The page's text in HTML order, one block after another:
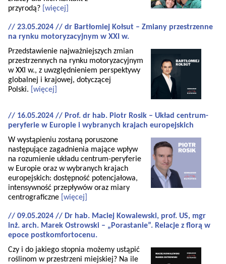
przyrodą? [więcej]
// 23.05.2024 // dr Bartłomiej Kołsut – Zmiany przestrzenne
na rynku motoryzacyjnym w XXI w.
Przedstawienie najważniejszych zmian
przestrzennych na rynku motoryzacyjnym
w XXI w., z uwzględnieniem perspektywy
globalnej i krajowej, dotyczącej
Polski.
[więcej]
// 16.05.2024 // Prof. dr hab. Piotr Rosik – Układ centrum-
peryferie w Europie i wybranych krajach europejskich
W wystąpieniu zostaną poruszone
następujące zagadnienia mające wpływ
na rozumienie układu centrum-peryferie
w Europie oraz w wybranych krajach
europejskich: dostępność potencjałowa,
intensywność przepływów oraz miary
centrograficzne [więcej]
// 09.05.2024 // Dr hab. Maciej Kowalewski, prof. US, mgr
inż. arch. Marek Ostrowski – „Porastanie”. Relacje z florą w
epoce postkomfortocenu.
Czy i do jakiego stopnia możemy ustąpić
roślinom w przestrzeni miejskiej? Na ile